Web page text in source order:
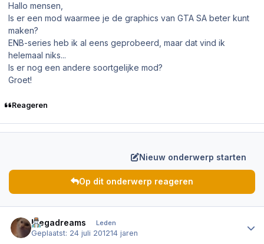
Hallo mensen,
Is er een mod waarmee je de graphics van GTA SA beter kunt
maken?
ENB-series heb ik al eens geprobeerd, maar dat vind ik
helemaal niks...
Is er nog een andere soortgelijke mod?
Groet!
Reageren
Nieuw onderwerp starten
Op dit onderwerp reageren
Megadreams Leden
Geplaatst: 24 juli 201214 jaren